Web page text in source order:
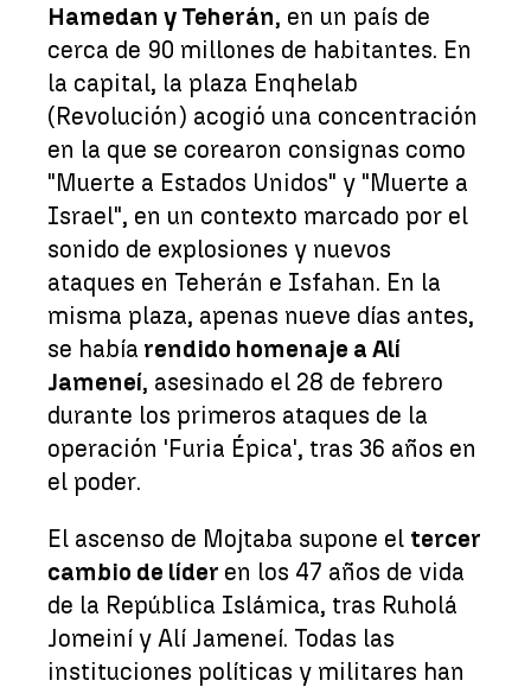
Hamedan y Teherán, en un país de
cerca de 90 millones de habitantes. En
la capital, la plaza Enqhelab
(Revolución) acogió una concentración
en la que se corearon consignas como
"Muerte a Estados Unidos" y "Muerte a
Israel", en un contexto marcado por el
sonido de explosiones y nuevos
ataques en Teherán e Isfahan. En la
misma plaza, apenas nueve días antes,
se había rendido homenaje a Alí
Jameneí, asesinado el 28 de febrero
durante los primeros ataques de la
operación 'Furia Épica', tras 36 años en
el poder.
El ascenso de Mojtaba supone el tercer
cambio de líder en los 47 años de vida
de la República Islámica, tras Ruholá
Jomeiní y Alí Jameneí. Todas las
instituciones políticas y militares han